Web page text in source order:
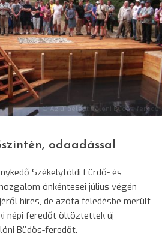
© Az újjáéledt bölöni Büdös-feredő
odaadással
Székelyföldi Fürdő- és
önkéntesei július végén
híres, de azóta feledésbe merült
népi feredőt öltöztettek új
Büdös-feredőt.